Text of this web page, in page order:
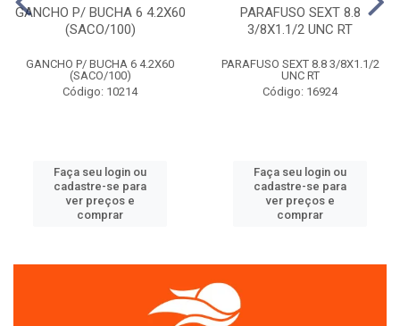
GANCHO P/ BUCHA 6 4.2X60
(SACO/100)
GANCHO P/ BUCHA 6 4.2X60
(SACO/100)
Código: 10214
Faça seu login ou
cadastre-se para
ver preços e
comprar
PARAFUSO SEXT 8.8
3/8X1.1/2 UNC RT
PARAFUSO SEXT 8.8 3/8X1.1/2
UNC RT
Código: 16924
Faça seu login ou
cadastre-se para
ver preços e
comprar